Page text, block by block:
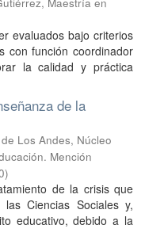
evaluados bajo criterios
con función coordinador
la calidad y práctica
de la
Los Andes, Núcleo
Mención
)
de la crisis que
Ciencias Sociales y,
educativo, debido a la